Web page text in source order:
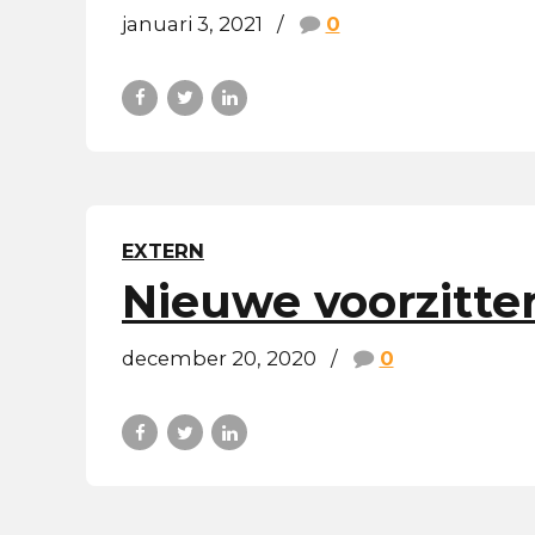
januari 3, 2021 0
EXTERN
Nieuwe
december 20, 2020 0